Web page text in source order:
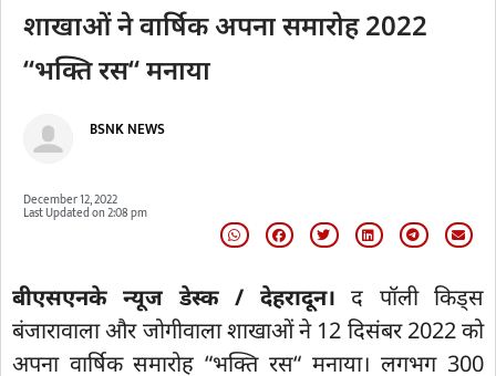
शाखाओं ने वार्षिक अपना समारोह 2022
“भक्ति रस“ मनाया
BSNK NEWS
December 12, 2022
Last Updated on2:08 pm
बीएसएनके न्यूज डेस्क / देहरादून। द पॉली किड्स
बंजारावाला और जोगीवाला शाखाओं ने 12 दिसंबर 2022 को
अपना वार्षिक समारोह “भक्ति रस“ मनाया। लगभग 300